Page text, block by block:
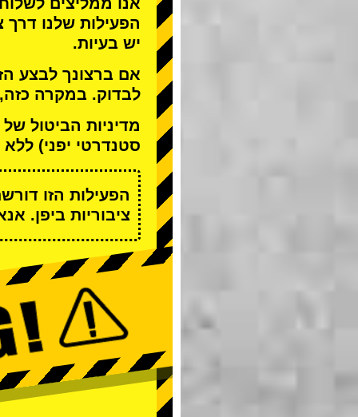
הפעילות שלנו
יש בעיות.
אם ברצונך לבצע
לבדוק. במקרה
מדיניות הביטול של STREET KART מאפשרת לבטל רק
סטנדרטי יפני) ללא
הפעילות הזו
ציבוריות ביפן.